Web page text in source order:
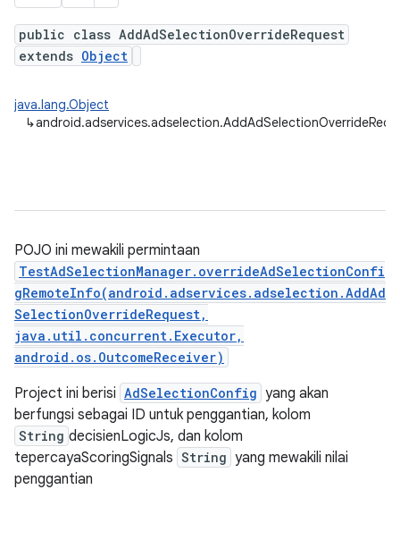
public class AddAdSelectionOverrideRequest
extends Object
java.lang.Object
↳
POJO ini mewakili permintaan
TestAdSelectionManager.overrideAdSelectionConfi
gRemoteInfo(android.adservices.adselection.AddAd
SelectionOverrideRequest,
java.util.concurrent.Executor,
android.os.OutcomeReceiver)
Project ini berisi AdSelectionConfig yang akan
berfungsi sebagai ID untuk penggantian, kolom
String decisienLogicJs, dan kolom
tepercayaScoringSignals String yang mewakili nilai
penggantian